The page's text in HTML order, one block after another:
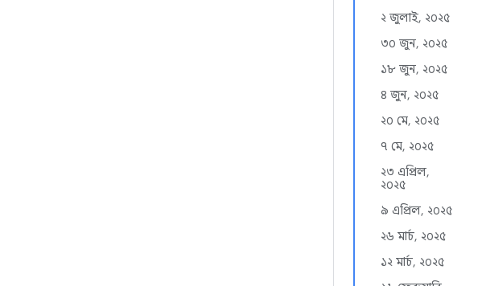
২ জুলাই, ২০২৫
৩০ জুন, ২০২৫
১৮ জুন, ২০২৫
৪ জুন, ২০২৫
২০ মে, ২০২৫
৭ মে, ২০২৫
২৩ এপ্রিল,
২০২৫
৯ এপ্রিল, ২০২৫
২৬ মার্চ, ২০২৫
১২ মার্চ, ২০২৫